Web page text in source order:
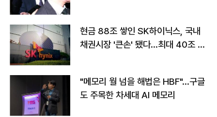
현금 88조 쌓인 SK하이닉스, 국내
채권시장 '큰손' 됐다…최대 40조 투
"메모리 월 넘을 해법은 HBF"…구글
도 주목한 차세대 AI 메모리